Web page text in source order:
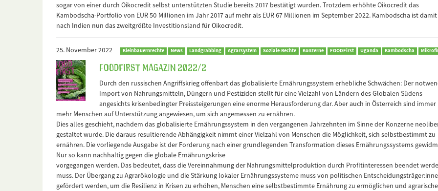
sogar von einer durch Oikocredit selbst unterstützten Studie bereits 2017 bestätigt wurden. Trotzdem erhöhte Oikocredit das
Kambodscha-Portfolio von EUR 50 Millionen im Jahr 2017 auf mehr als EUR 67 Millionen im September 2022. Kambodscha ist damit
nach Indien nun das zweitgrößte Investitionsland für Oikocredit.
25. November 2022 Kleinbauernrechte News Landgrabbing Agrarsystem Soziale-Rechte Konzerne FOODFirst Uganda Kambodscha
FOODFirst Magazin 2022/2
Durch den russischen Angriffskrieg offenbart das globalisierte Ernährungssystem erhebliche Schwächen: Der
Import von Nahrungsmitteln, Düngern und Pestiziden stellt für eine Vielzahl von Ländern des Globalen Südens
angesichts krisenbedingter Preissteigerungen eine enorme Herausforderung dar. Aber auch in Österreich sind immer
mehr Menschen auf Unterstützung angewiesen, um sich angemessen zu ernähren.
Dies alles geschieht, nachdem das globalisierte Ernährungssystem in den vergangenen Jahrzehnten im Sinne der Konzerne
gestaltet wurde. Die daraus resultierende Abhängigkeit nimmt einer Vielzahl von Menschen die Möglichkeit, sich selbstbestimmt zu
ernähren. Die vorliegende Ausgabe ist der Forderung nach einer grundlegenden Transformation dieses Ernährungssystems
Nur so kann nachhaltig gegen die globale Ernährungskrise
vorgegangen werden. Das bedeutet, dass die Vereinnahmung der Nahrungsmittelproduktion durch Profitinteressen beendet
muss. Der Übergang zu Agrarökologie und die Stärkung lokaler Ernährungssysteme muss von politischen
gefördert werden, um die Resilienz in Krisen zu erhöhen, Menschen eine selbstbestimmte Ernährung zu ermöglichen und agrarische